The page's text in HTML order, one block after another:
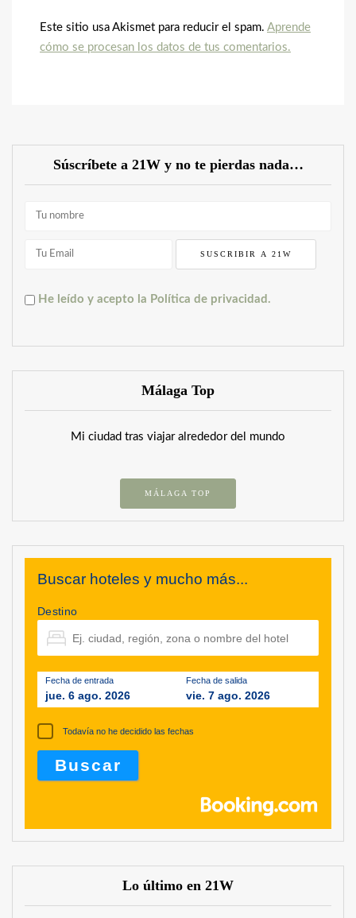
Este sitio usa Akismet para reducir el spam. Aprende
cómo se procesan los datos de tus comentarios.
Súscríbete a 21W y no te pierdas nada…
He leído y acepto la Política de privacidad.
Málaga Top
Mi ciudad tras viajar alrededor del mundo
MÁLAGA TOP
Buscar hoteles y mucho más...
Destino
Fecha de entrada
jue. 6 ago. 2026
Fecha de salida
vie. 7 ago. 2026
Todavía no he decidido las fechas
Lo último en 21W